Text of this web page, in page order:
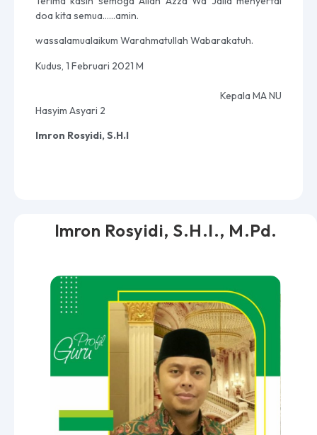
doa kita semua……amin.
wassalamualaikum Warahmatullah Wabarakatuh.
Kudus, 1 Februari 2021 M
Kepala MA NU
Hasyim Asyari 2
Imron Rosyidi, S.H.I
Imron Rosyidi, S.H.I., M.Pd.